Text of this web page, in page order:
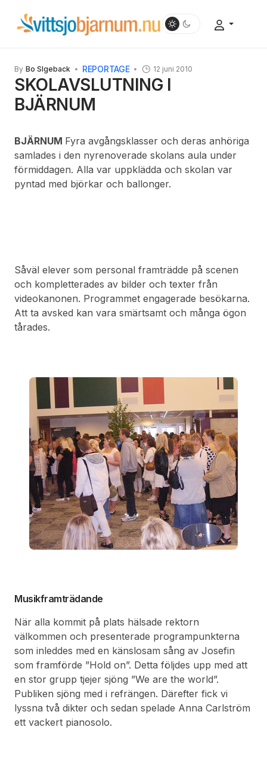
By Bo SIgeback REPORTAGE 12 juni 2010
SKOLAVSLUTNING I
BJÄRNUM
BJÄRNUM Fyra avgångsklasser och deras anhöriga
samlades i den nyrenoverade skolans aula under
förmiddagen. Alla var uppklädda och skolan var
pyntad med björkar och ballonger.
Såväl elever som personal framträdde på scenen
och kompletterades av bilder och texter från
videokanonen. Programmet engagerade besökarna.
Att ta avsked kan vara smärtsamt och många ögon
tårades.
Musikframträdande
När alla kommit på plats hälsade rektorn
välkommen och presenterade programpunkterna
som inleddes med en känslosam sång av Josefin
som framförde ”Hold on”. Detta följdes upp med att
en stor grupp tjejer sjöng ”We are the world”.
Publiken sjöng med i refrängen. Därefter fick vi
lyssna två dikter och sedan spelade Anna Carlström
ett vackert pianosolo.